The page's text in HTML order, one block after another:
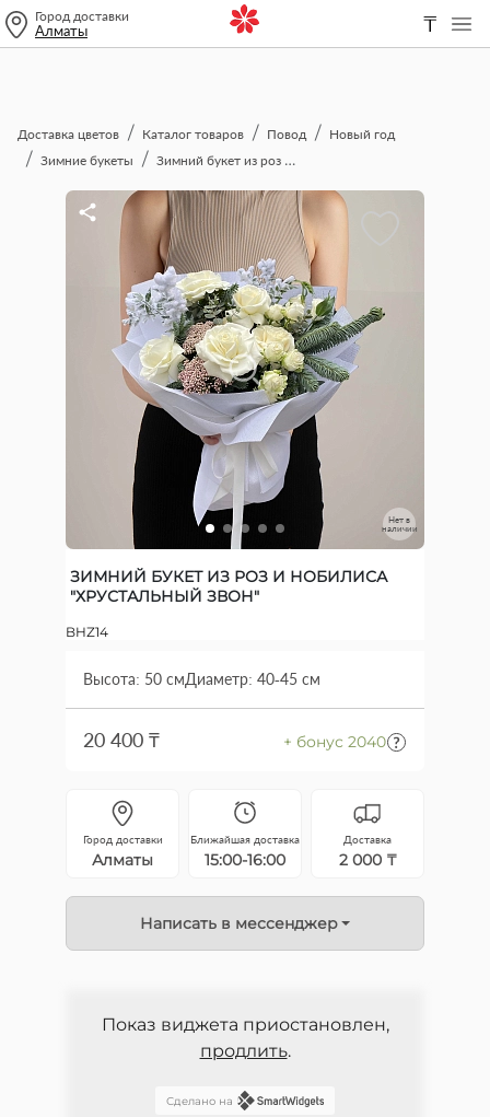
Город доставки
Алматы ₸
Доставка цветов Каталог товаров Повод
Новый год
Зимние букеты
Зимний букет из роз и нобилиса "Хрустальный звон"
Нет в
наличии
ЗИМНИЙ БУКЕТ ИЗ РОЗ И НОБИЛИСА
"ХРУСТАЛЬНЫЙ ЗВОН"
BHZ14
Высота: 50 смДиаметр: 40-45 см
20 400 ₸ + бонус 2040
Город доставки
Алматы
Ближайшая доставка
15:00-16:00
Доставка
2 000 ₸
Написать в мессенджер
Показ виджета приостановлен,
продлить.
Сделано на